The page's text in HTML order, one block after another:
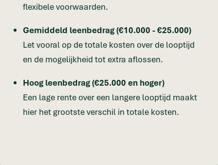
flexibele voorwaarden.
Gemiddeld leenbedrag (€10.000 - €25.000)
Let vooral op de totale kosten over de looptijd
en de mogelijkheid tot extra aflossen.
Hoog leenbedrag (€25.000 en hoger)
Een lage rente over een langere looptijd maakt
hier het grootste verschil in totale kosten.